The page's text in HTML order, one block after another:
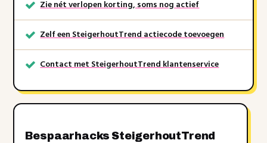
Zie nét verlopen korting, soms nog actief
Zelf een SteigerhoutTrend actiecode toevoegen
Contact met SteigerhoutTrend klantenservice
Bespaarhacks SteigerhoutTrend